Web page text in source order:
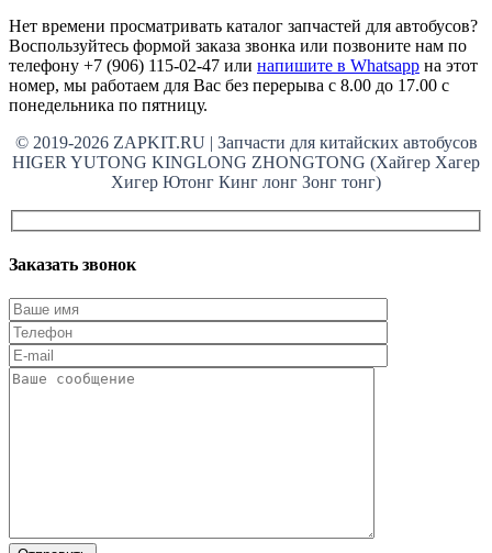
Нет времени просматривать каталог запчастей для автобусов?
Воспользуйтесь формой заказа звонка или позвоните нам по
телефону +7 (906) 115-02-47 или напишите в Whatsapp на этот
номер, мы работаем для Вас без перерыва с 8.00 до 17.00 с
понедельника по пятницу.
© 2019-2026 ZAPKIT.RU | Запчасти для китайских автобусов
HIGER YUTONG KINGLONG ZHONGTONG (Хайгер Хагер
Хигер Ютонг Кинг лонг Зонг тонг)
Заказать звонок